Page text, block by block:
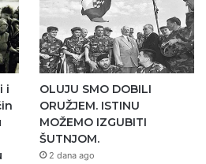
i
OLUJU SMO DOBILI
ORUŽJEM. ISTINU
MOŽEMO IZGUBITI
ŠUTNJOM.
2 dana ago